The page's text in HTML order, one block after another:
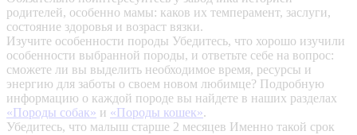
родителей, особенно мамы: каков их темперамент, заслуги,
состояние здоровья и возраст вязки.
Изучите особенности породы Убедитесь, что хорошо изучили
особенности выбранной породы, и ответьте себе на вопрос:
сможете ли вы выделить необходимое время, ресурсы и
энергию для заботы о своем новом любимце? Подробную
информацию о каждой породе вы найдете в наших разделах
«Породы собак» и «Породы кошек».
Убедитесь, что малыш старше 2 месяцев Именно такой срок